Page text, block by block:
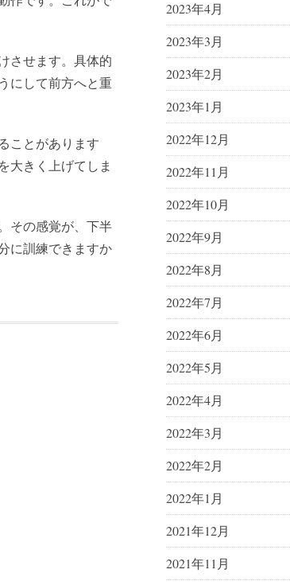
させます。具体的
にして前方へと重
ことがあります
大きく上げてしま
その感覚が、下半
に訓練できますか
2023年4月
2023年3月
2023年2月
2023年1月
2022年12月
2022年11月
2022年10月
2022年9月
2022年8月
2022年7月
2022年6月
2022年5月
2022年4月
2022年3月
2022年2月
2022年1月
2021年12月
2021年11月